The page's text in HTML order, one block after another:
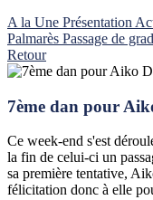
A la Une Présentation
Palmarès Passage de
Retour
7ème dan pour
Ce week-end s'est
la fin de celui-ci un
sa première tentative,
félicitation donc à elle